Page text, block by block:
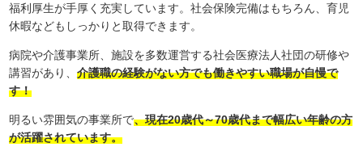
福利厚生が手厚く充実しています。社会保険完備はもちろん、育児
休暇などもしっかりと取得できます。
病院や介護事業所、施設を多数運営する社会医療法人社団の研修や
講習があり、介護職の経験がない方でも働きやすい職場が自慢で
す！
明るい雰囲気の事業所で、現在20歳代～70歳代まで幅広い年齢の方
が活躍されています。